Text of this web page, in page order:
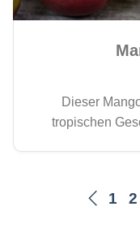
Dieser
tropischen
1 2